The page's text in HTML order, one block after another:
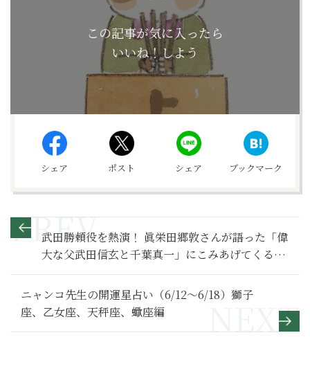
この記事が気に入ったら
いいね！しよう
シェア ポスト シェア ブックマーク
武田勝頼役を熱演！ 眞栄田郷敦さんが語った「偉
大な父武田信玄と千葉真一」にこみあげてくるも
の【どうする家康 満喫リポート】秘話発信編
ニャンコ先生の開運星占い（6/12～6/18）獅子
座、乙女座、天秤座、蠍座編